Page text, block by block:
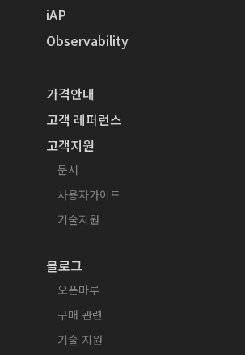
iAP
Observability
가격안내
고객 레퍼런스
고객지원
문서
사용자가이드
기술지원
블로그
오픈마루
구매 관련
기술 지원